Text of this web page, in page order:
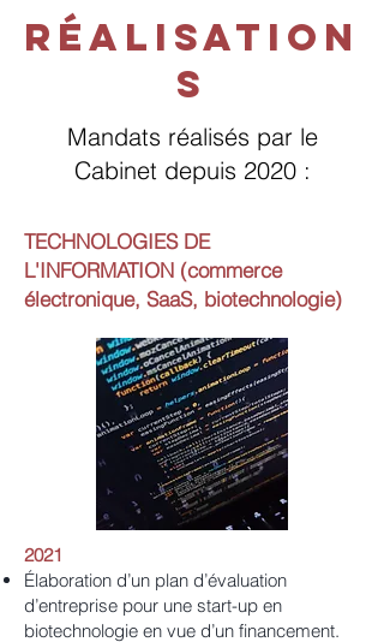
Réalisation
s
Mandats réalisés par le
Cabinet depuis 2020 :
TECHNOLOGIES DE
L'INFORMATION (commerce
électronique, SaaS, biotechnologie)
2021
Élaboration d’un plan d’évaluation
d’entreprise pour une start-up en
biotechnologie en vue d’un financement.